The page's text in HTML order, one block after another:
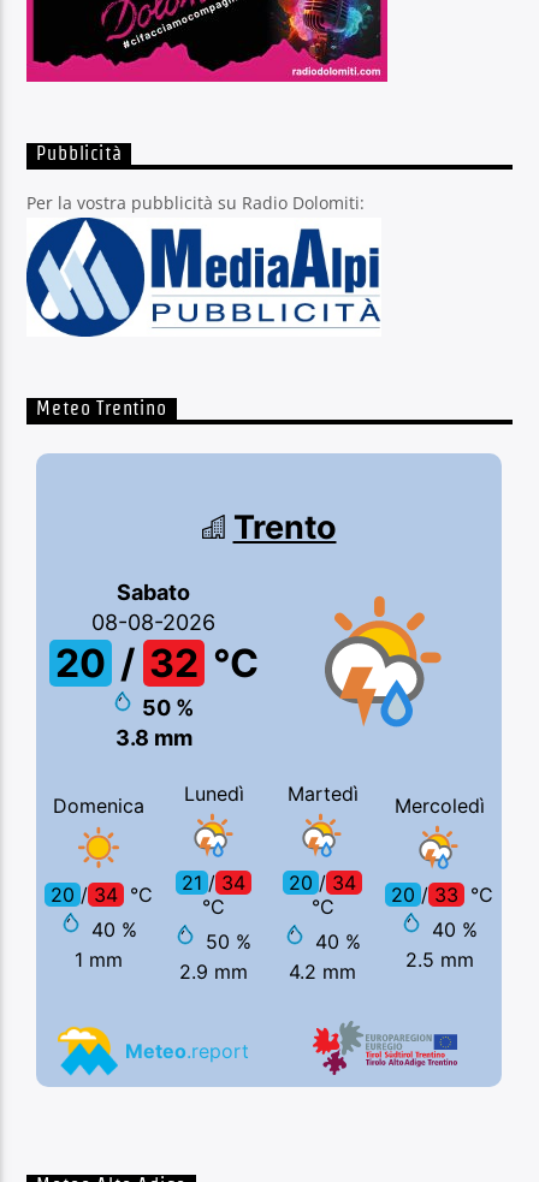
Pubblicità
Per la vostra pubblicità su Radio Dolomiti:
Meteo Trentino